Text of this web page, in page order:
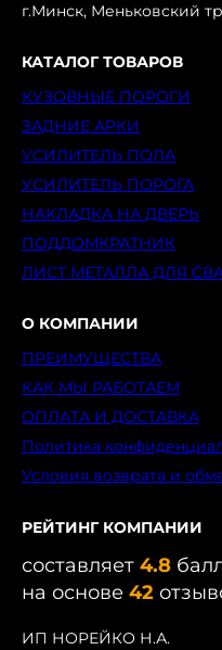
г.Минск, Меньковский
КАТАЛОГ ТОВАРОВ
КУЗОВНЫЕ ПОРОГИ
ЗАДНИЕ АРКИ
УСИЛИТЕЛЬ ПОЛА
УСИЛИТЕЛЬ ПОРОГА
НАКЛАДКА НА ДВЕРЬ
ПОДДОМКРАТНИК
ЛИСТ МЕТАЛЛА ДЛЯ
О КОМПАНИИ
ПРЕИМУЩЕСТВА
КАК МЫ РАБОТАЕМ
ОПЛАТА И ДОСТАВКА
Политика
Условия возврата и
РЕЙТИНГ КОМПАНИИ
составляет 4.8
на основе 42
ИП НОРЕЙКО Н.А.